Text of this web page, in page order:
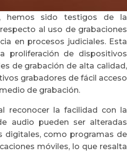
hemos sido testigos de la
al uso de grabaciones
en procesos judiciales. Esta
proliferación de dispositivos
de grabación de alta calidad,
grabadores de fácil acceso
de grabación.
reconocer la facilidad con la
audio pueden ser alteradas
digitales, como programas de
móviles, lo que resalta